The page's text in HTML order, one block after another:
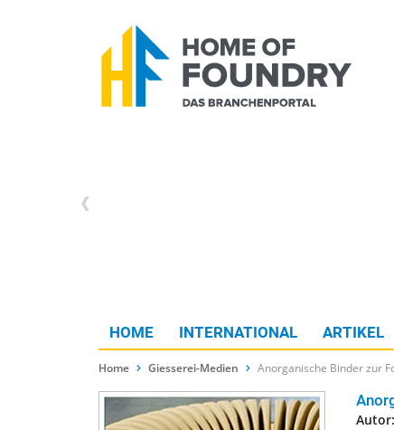
HOME INTERNATIONAL ARTIKEL
Home Giesserei-Medien Anorganische Binder zur
Autor: